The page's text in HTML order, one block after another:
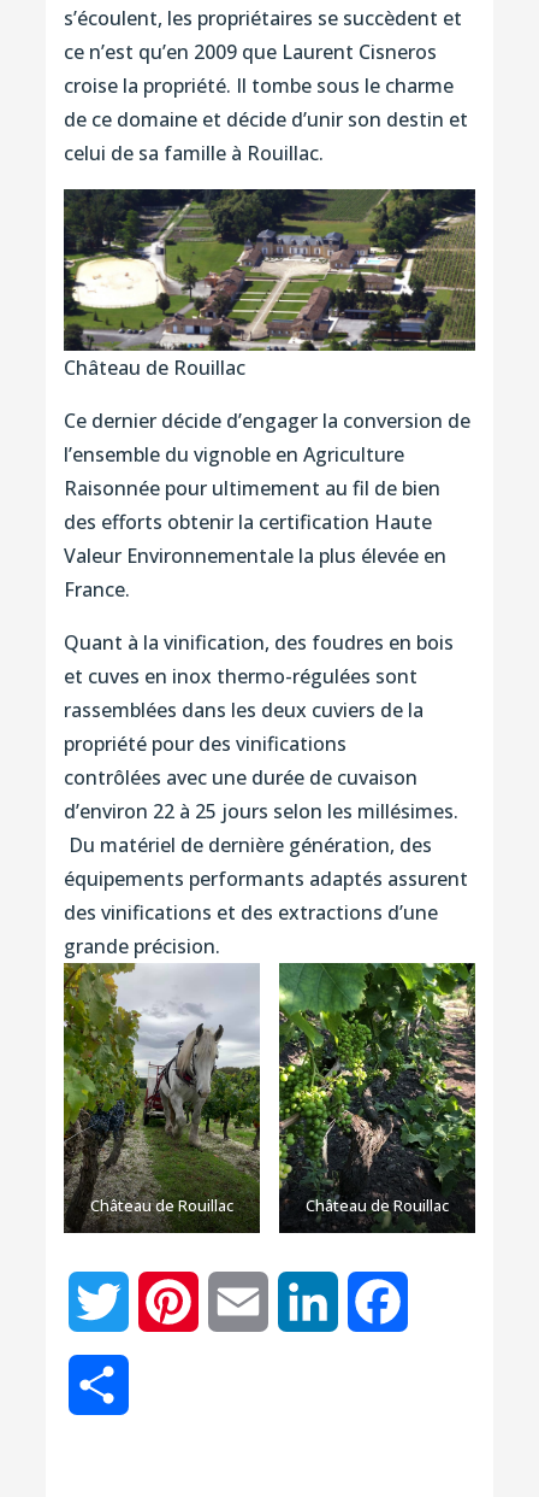
s’écoulent, les propriétaires se succèdent et
ce n’est qu’en 2009 que Laurent Cisneros
croise la propriété. Il tombe sous le charme
de ce domaine et décide d’unir son destin et
celui de sa famille à Rouillac.
Château de Rouillac
Ce dernier décide d’engager la conversion de
l’ensemble du vignoble en Agriculture
Raisonnée pour ultimement au fil de bien
des efforts obtenir la certification Haute
Valeur Environnementale la plus élevée en
France.
Quant à la vinification, des foudres en bois
et cuves en inox thermo-régulées sont
rassemblées dans les deux cuviers de la
propriété pour des vinifications
contrôlées avec une durée de cuvaison
d’environ 22 à 25 jours selon les millésimes.
Du matériel de dernière génération, des
équipements performants adaptés assurent
des vinifications et des extractions d’une
grande précision.
Château de Rouillac Château de Rouillac
Twitter Pinterest Email LinkedIn